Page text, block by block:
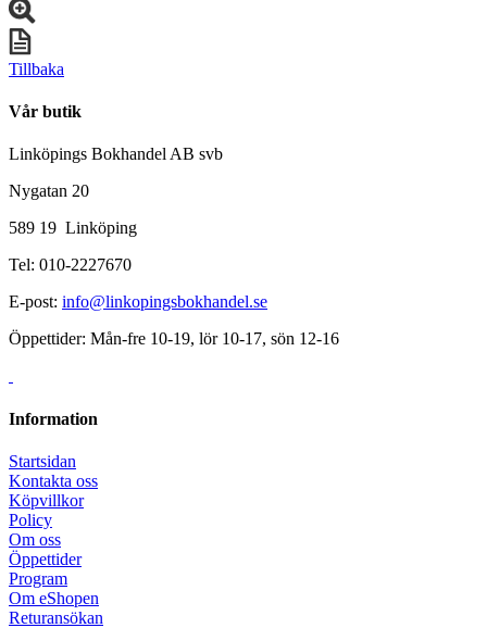
Tillbaka
Vår butik
Linköpings Bokhandel AB svb
Nygatan 20
589 19 Linköping
Tel: 010-2227670
E-post: info@linkopingsbokhandel.se
Öppettider: Mån-fre 10-19, lör 10-17, sön 12-16
Information
Startsidan
Kontakta oss
Köpvillkor
Policy
Om oss
Öppettider
Program
Om eShopen
Returansökan